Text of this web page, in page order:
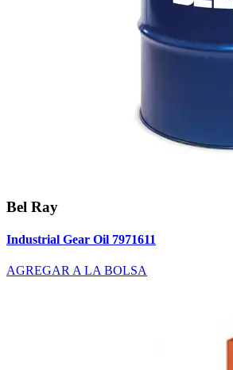
Bel Ray
Industrial Gear Oil 7971611
AGREGAR A LA BOLSA